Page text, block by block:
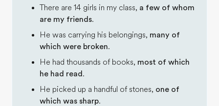
There are 14 girls in my class, a few of whom
are my friends.
He was carrying his belongings, many of
which were broken.
He had thousands of books, most of which
he had read .
He picked up a handful of stones, one of
which was sharp.